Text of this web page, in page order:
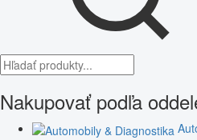
Nakupovať podľa